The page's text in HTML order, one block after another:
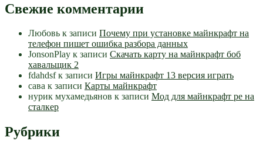
Свежие комментарии
Любовь к записи Почему при установке майнкрафт на
телефон пишет ошибка разбора данных
JonsonPlay к записи Скачать карту на майнкрафт боб
хавальщик 2
fdahdsfк записи Игры майнкрафт 13 версия играть
сава к записи Карты майнкрафт
нурик мухамедьянов к записи Мод для майнкрафт pe на
сталкер
Рубрики